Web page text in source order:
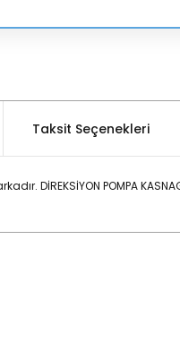
Taksit Seçenekleri
DİREKSİYON POMPA